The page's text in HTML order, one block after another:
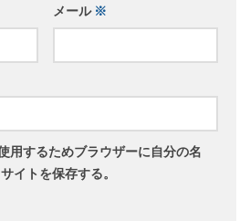
メール ※
用するためブラウザーに自分の名
イトを保存する。